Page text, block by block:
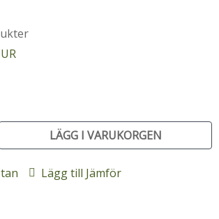
LÄGG I VARUKORGEN
Lägg till Jämför